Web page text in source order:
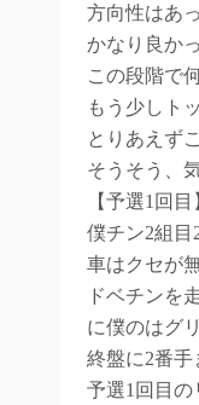
方向性はあ
かなり良か
この段階で
もう少しト
とりあえず
そうそう、
【予選1回目
僕チン2組目
車はクセが
ドベチンを
に僕のはグ
終盤に2番手
予選1回目の